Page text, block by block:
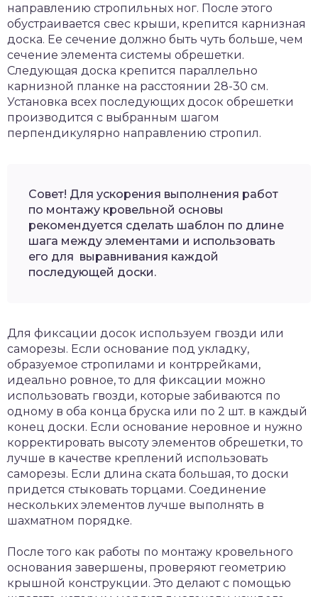
направлению стропильных ног. После этого
обустраивается свес крыши, крепится карнизная
доска. Ее сечение должно быть чуть больше, чем
сечение элемента системы обрешетки.
Следующая доска крепится параллельно
карнизной планке на расстоянии 28-30 см.
Установка всех последующих досок обрешетки
производится с выбранным шагом
перпендикулярно направлению стропил.
Совет! Для ускорения выполнения работ
по монтажу кровельной основы
рекомендуется сделать шаблон по длине
шага между элементами и использовать
его для выравнивания каждой
последующей доски.
Для фиксации досок используем гвозди или
саморезы. Если основание под укладку,
образуемое стропилами и контррейками,
идеально ровное, то для фиксации можно
использовать гвозди, которые забиваются по
одному в оба конца бруска или по 2 шт. в каждый
конец доски. Если основание неровное и нужно
корректировать высоту элементов обрешетки, то
лучше в качестве креплений использовать
саморезы. Если длина ската большая, то доски
придется стыковать торцами. Соединение
нескольких элементов лучше выполнять в
шахматном порядке.
После того как работы по монтажу кровельного
основания завершены, проверяют геометрию
крышной конструкции. Это делают с помощью